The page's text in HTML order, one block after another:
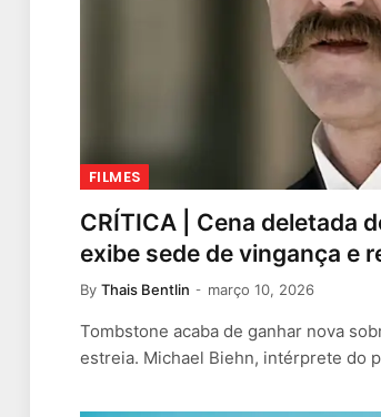
FILMES
CRÍTICA | Cena deletada
exibe sede de vingança e
By Thais Bentlin março 10, 2026
Tombstone acaba de ganhar nova
estreia. Michael Biehn, intérprete do